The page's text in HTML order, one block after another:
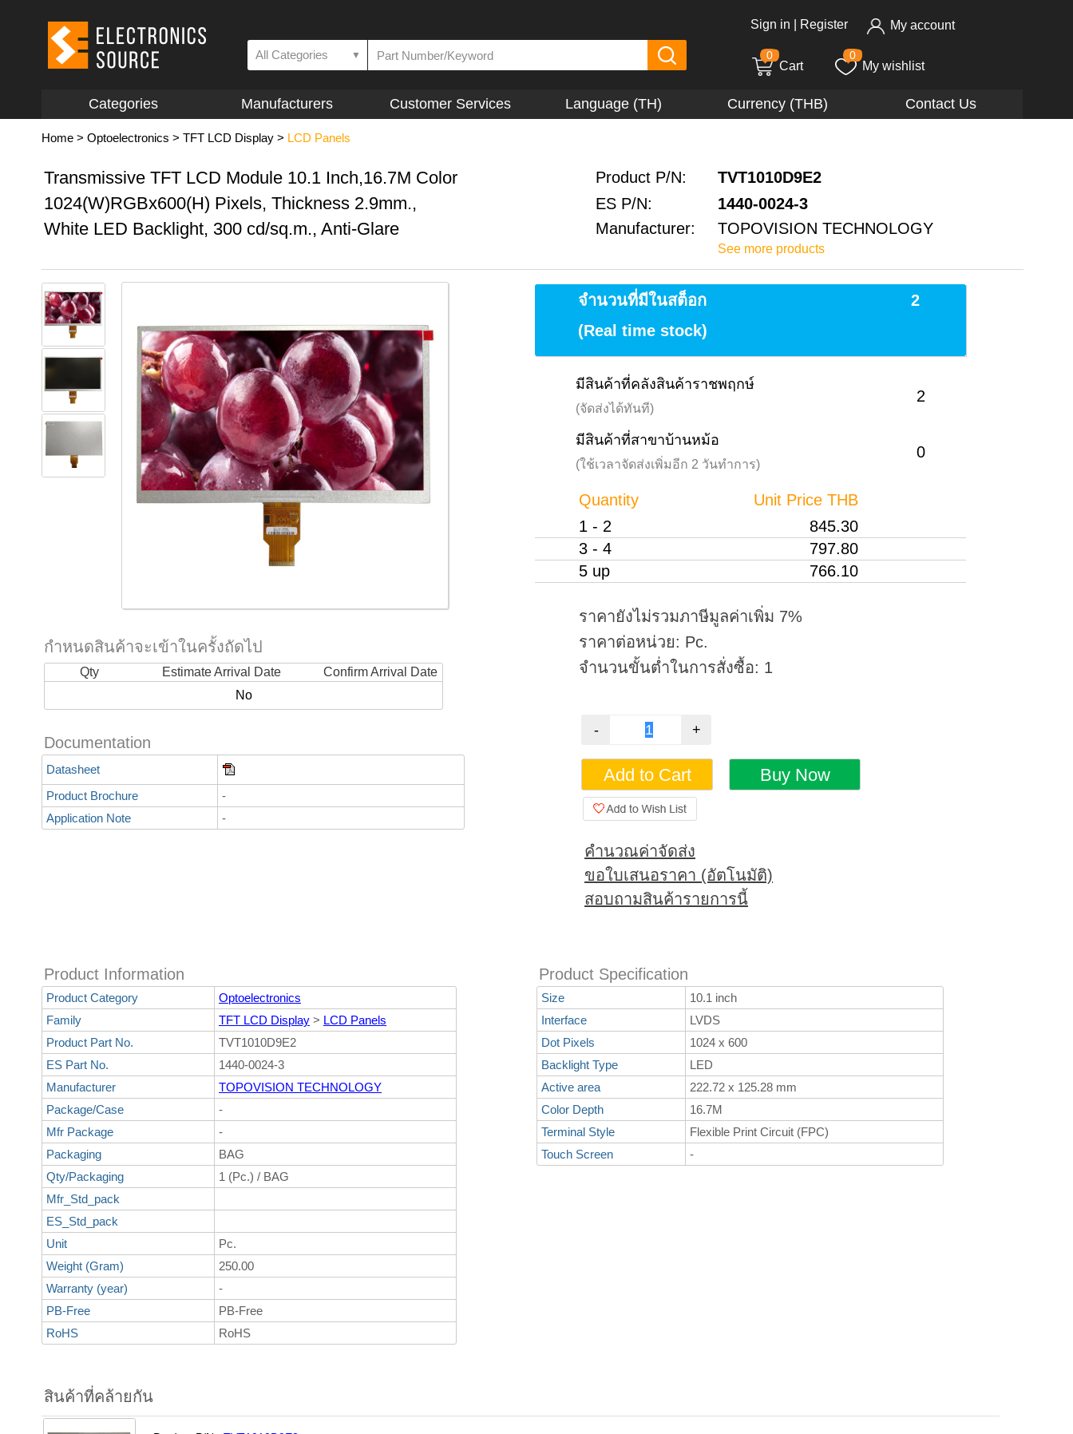
All Categories ▼
Sign in Register My account
0
Cart
0
My wishlist
Categories Manufacturers Customer Services Language (TH) Currency (THB) Contact Us
Home > Optoelectronics > TFT LCD Display > LCD Panels
Transmissive TFT LCD Module 10.1 Inch,16.7M Color Product P/N: TVT1010D9E2
1024(W)RGBx600(H) Pixels, Thickness 2.9mm., ES P/N: 1440-0024-3
White LED Backlight, 300 cd/sq.m., Anti-Glare Manufacturer: TOPOVISION TECHNOLOGY
See more products
กำหนดสินค้าจะเข้าในครั้งถัดไป
Qty Estimate Arrival Date
Confirm Arrival Date
No
Documentation
Datasheet
Product Brochure
-
Application Note
-
จำนวนที่มีในสต็อก
2
(Real time stock)
มีสินค้าที่คลังสินค้าราชพฤกษ์
(จัดส่งได้ทันที)
2
มีสินค้าที่สาขาบ้านหม้อ
(ใช้เวลาจัดส่งเพิ่มอีก 2 วันทำการ)
0
Quantity
Unit Price THB
1 - 2
845.30
3 - 4
797.80
5 up
766.10
ราคายังไม่รวมภาษีมูลค่าเพิ่ม 7%
ราคาต่อหน่วย: Pc.
จำนวนขั้นต่ำในการสั่งซื้อ: 1
คำนวณค่าจัดส่ง
ขอใบเสนอราคา (อัตโนมัติ)
สอบถามสินค้ารายการนี้
Product Information
Product Category
Optoelectronics
Family
TFT LCD Display > LCD Panels
Product Part No.
TVT1010D9E2
ES Part No.
1440-0024-3
Manufacturer
TOPOVISION TECHNOLOGY
Package/Case
-
Mfr Package
-
Packaging
BAG
Qty/Packaging
1 (Pc.) / BAG
Mfr_Std_pack
ES_Std_pack
Unit
Pc.
Weight (Gram)
250.00
Warranty (year)
-
PB-Free
PB-Free
RoHS
RoHS
Product Specification
Size
10.1 inch
Interface
LVDS
Dot Pixels
1024 x 600
Backlight Type
LED
Active area
222.72 x 125.28 mm
Color Depth
16.7M
Terminal Style
Flexible Print Circuit (FPC)
Touch Screen
-
สินค้าที่คล้ายกัน